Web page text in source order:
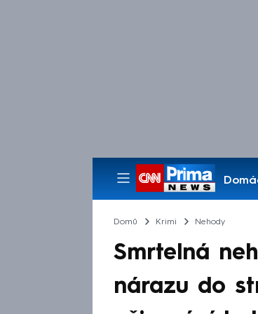
Domů Krimi Nehody
Smrtelná
nárazu do